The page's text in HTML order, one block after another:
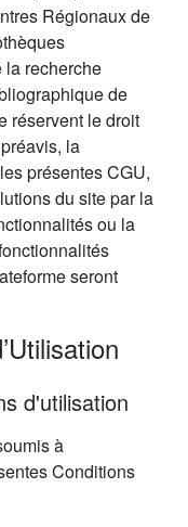
Régionaux de
la recherche
de
réservent le droit
la
présentes CGU,
du site par la
ou la
seront
d'utilisation
à
Conditions